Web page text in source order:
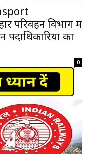
परिवहन विभाग में
का
0